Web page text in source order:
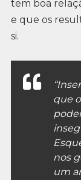
tem boa
e que os
si.
que
nos
um